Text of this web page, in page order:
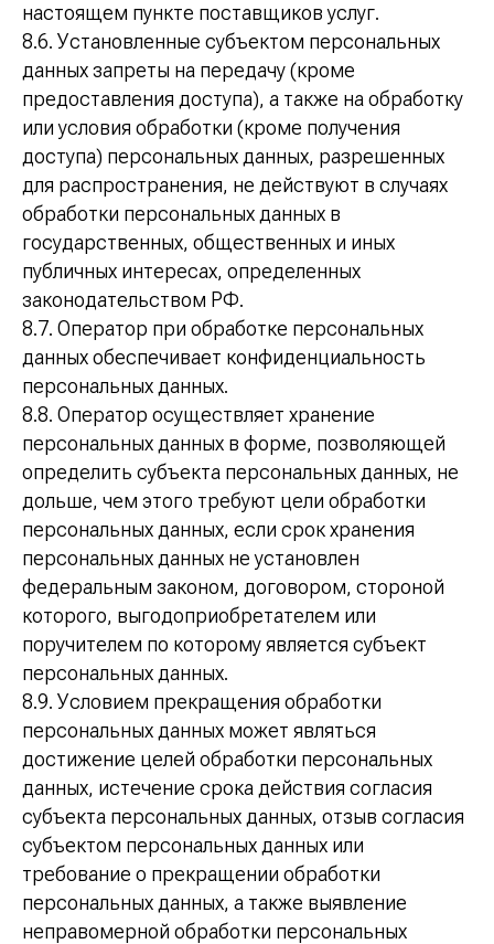
настоящем пункте поставщиков услуг.
8.6. Установленные субъектом персональных
данных запреты на передачу (кроме
предоставления доступа), а также на обработку
или условия обработки (кроме получения
доступа) персональных данных, разрешенных
для распространения, не действуют в случаях
обработки персональных данных в
государственных, общественных и иных
публичных интересах, определенных
законодательством РФ.
8.7. Оператор при обработке персональных
данных обеспечивает конфиденциальность
персональных данных.
8.8. Оператор осуществляет хранение
персональных данных в форме, позволяющей
определить субъекта персональных данных, не
дольше, чем этого требуют цели обработки
персональных данных, если срок хранения
персональных данных не установлен
федеральным законом, договором, стороной
которого, выгодоприобретателем или
поручителем по которому является субъект
персональных данных.
8.9. Условием прекращения обработки
персональных данных может являться
достижение целей обработки персональных
данных, истечение срока действия согласия
субъекта персональных данных, отзыв согласия
субъектом персональных данных или
требование о прекращении обработки
персональных данных, а также выявление
неправомерной обработки персональных